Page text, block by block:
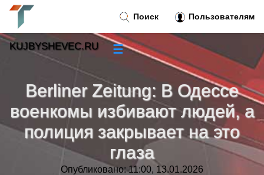
Berliner Zeitung: В Одессе
военкомы избивают людей, а
полиция закрывает на это
глаза
Опубликовано: 11:00, 13.01.2026
Поиск Пользователям
KUJBYSHEVEC.RU ☰
Новости
Тренды новостей»
Рубрики»
»